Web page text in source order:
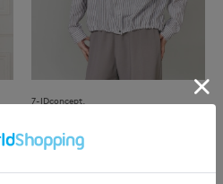
7-IDconcept.
￥20,020(税込)
40%